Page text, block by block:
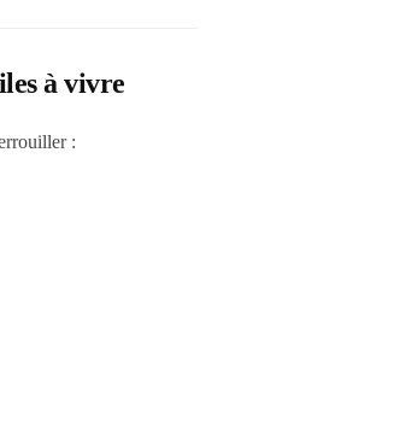
à vivre
: